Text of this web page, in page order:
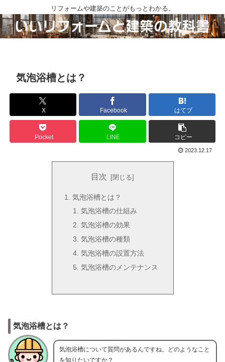
リフォームや建築のことがもっとわかる。
気泡浴槽とは？
X Facebook はてブ
Pocket LINE コピー
2023.12.17
目次
気泡浴槽とは？
気泡浴槽の仕組み
気泡浴槽の効果
気泡浴槽の種類
気泡浴槽の設置方法
気泡浴槽のメンテナンス
気泡浴槽とは？
気泡浴槽について質問があるんですね。どのようなこと
を知りたいですか？